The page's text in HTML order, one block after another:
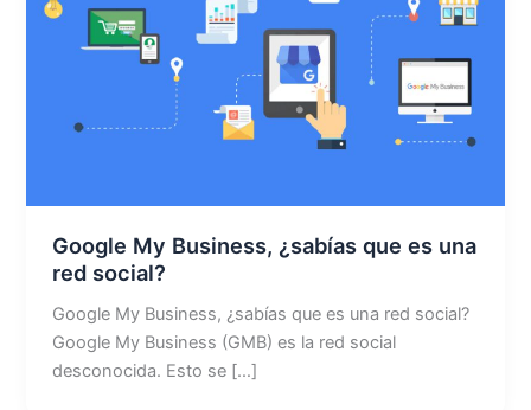
Google My Business, ¿sabías que es una
red social?
Google My Business, ¿sabías que es una red social?
Google My Business (GMB) es la red social
desconocida. Esto se […]